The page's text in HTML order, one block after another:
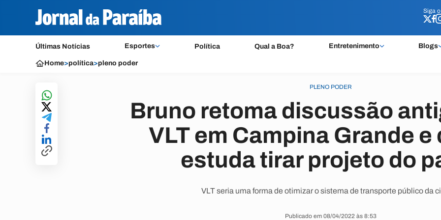
Siga o
Últimas Notícias Esportes Política Qual a Boa? Entretenimento Blogs
Siga o
Home>política>pleno poder
PLENO PODER
Bruno retoma discussão
VLT em Campina Grande e
estuda tirar projeto do
VLT seria uma forma de otimizar o sistema de transporte público da
Publicado em 08/04/2022 às 8:53